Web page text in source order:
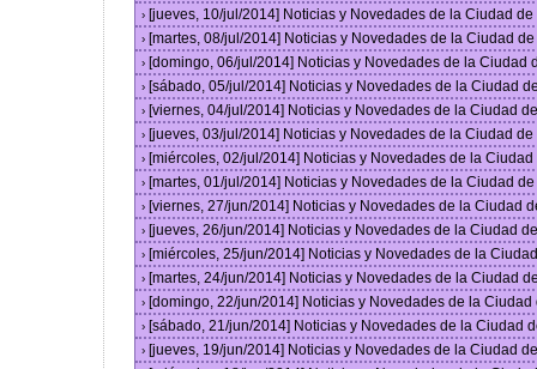
› [jueves, 10/jul/2014] Noticias y Novedades de la Ciudad
› [martes, 08/jul/2014] Noticias y Novedades de la Ciudad
› [domingo, 06/jul/2014] Noticias y Novedades de la Ciudad
› [sábado, 05/jul/2014] Noticias y Novedades de la Ciudad
› [viernes, 04/jul/2014] Noticias y Novedades de la Ciudad
› [jueves, 03/jul/2014] Noticias y Novedades de la Ciudad
› [miércoles, 02/jul/2014] Noticias y Novedades de la
› [martes, 01/jul/2014] Noticias y Novedades de la Ciudad
› [viernes, 27/jun/2014] Noticias y Novedades de la Ciudad
› [jueves, 26/jun/2014] Noticias y Novedades de la Ciudad
› [miércoles, 25/jun/2014] Noticias y Novedades de la
› [martes, 24/jun/2014] Noticias y Novedades de la Ciudad
› [domingo, 22/jun/2014] Noticias y Novedades de la
› [sábado, 21/jun/2014] Noticias y Novedades de la Ciudad
› [jueves, 19/jun/2014] Noticias y Novedades de la Ciudad